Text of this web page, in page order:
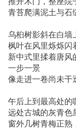
青苔爬满泥土与石
乌桕树影斜在白墙
枫叶在风里烁烁闪
新中式里揉着唐风
一步一景
像走进一卷尚未干
午后上到最高处的
远处古城的灰青色
窗外几树青梅正熟